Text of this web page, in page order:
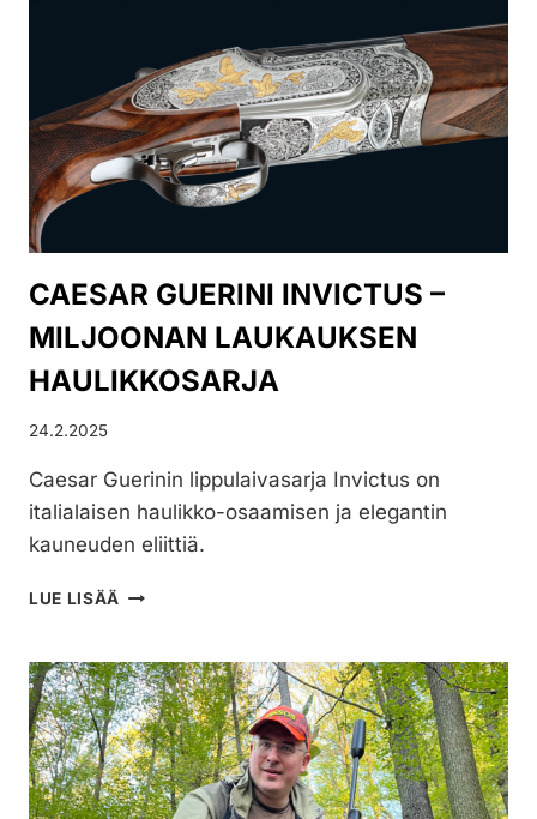
CAESAR GUERINI INVICTUS –
MILJOONAN LAUKAUKSEN
HAULIKKOSARJA
24.2.2025
Caesar Guerinin lippulaivasarja Invictus on
italialaisen haulikko-osaamisen ja elegantin
kauneuden eliittiä.
LUE LISÄÄ CAESAR
–
MILJOONAN
LAUKAUKSEN
HAULIKKOSARJA